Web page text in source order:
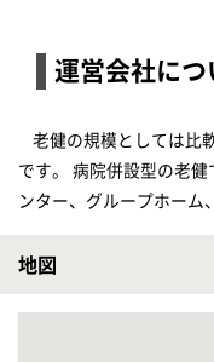
給与
雇用形態